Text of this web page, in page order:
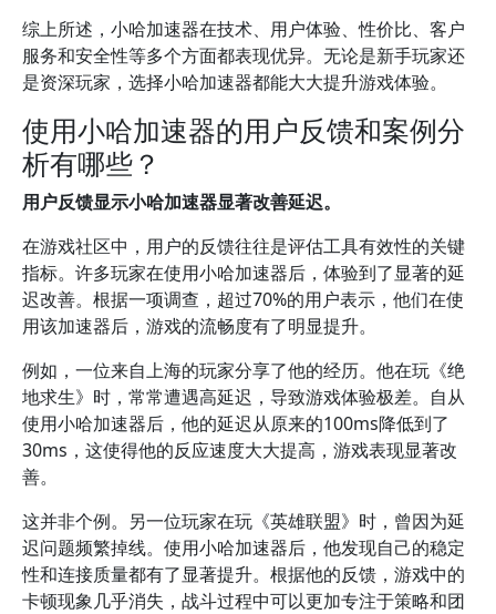
综上所述，小哈加速器在技术、用户体验、性价比、客户
服务和安全性等多个方面都表现优异。无论是新手玩家还
是资深玩家，选择小哈加速器都能大大提升游戏体验。
使用小哈加速器的用户反馈和案例分
析有哪些？
用户反馈显示小哈加速器显著改善延迟。
在游戏社区中，用户的反馈往往是评估工具有效性的关键
指标。许多玩家在使用小哈加速器后，体验到了显著的延
迟改善。根据一项调查，超过70%的用户表示，他们在使
用该加速器后，游戏的流畅度有了明显提升。
例如，一位来自上海的玩家分享了他的经历。他在玩《绝
地求生》时，常常遭遇高延迟，导致游戏体验极差。自从
使用小哈加速器后，他的延迟从原来的100ms降低到了
30ms，这使得他的反应速度大大提高，游戏表现显著改
善。
这并非个例。另一位玩家在玩《英雄联盟》时，曾因为延
迟问题频繁掉线。使用小哈加速器后，他发现自己的稳定
性和连接质量都有了显著提升。根据他的反馈，游戏中的
卡顿现象几乎消失，战斗过程中可以更加专注于策略和团